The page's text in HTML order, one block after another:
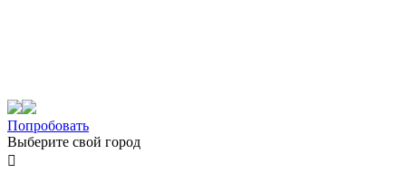
Попробовать
Выберите свой город
